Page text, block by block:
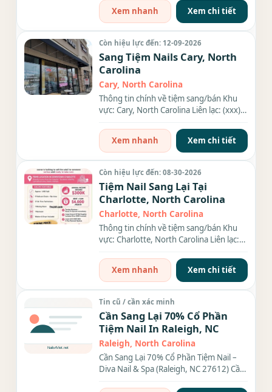
Xem nhanh
Xem chi tiết
Còn hiệu lực đến: 12-09-2026
Sang Tiệm Nails Cary, North
Carolina
Cary, North Carolina
Thông tin chính về tiệm sang/bán Khu
vực: Cary, North Carolina Liên lạc: (xxx)
Xem nhanh
Xem chi tiết
Còn hiệu lực đến: 08-30-2026
Tiệm Nail Sang Lại Tại
Charlotte, North Carolina
Charlotte, North Carolina
Thông tin chính về tiệm sang/bán Khu
vực: Charlotte, North Carolina Liên lạc:
Xem nhanh
Xem chi tiết
Tin cũ / cần xác minh
Cần Sang Lại 70% Cổ Phần
Tiệm Nail In Raleigh, NC
Raleigh, North Carolina
Cần Sang Lại 70% Cổ Phần Tiệm Nail –
Diva Nail & Spa (Raleigh, NC 27612) Cần